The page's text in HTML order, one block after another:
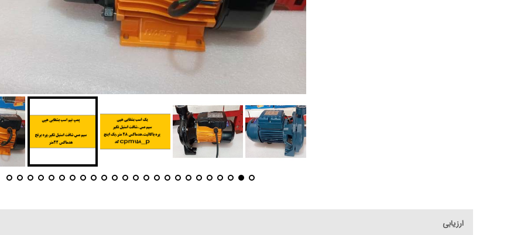
ارزیابی